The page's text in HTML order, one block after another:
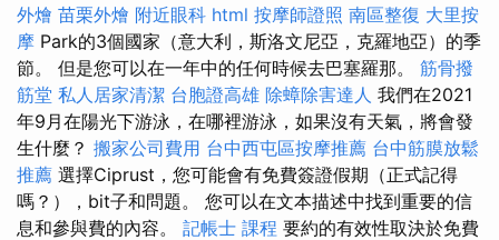
外燴 苗栗外燴 附近眼科 html 按摩師證照 南區整復 大里按
摩 Park的3個國家（意大利，斯洛文尼亞，克羅地亞）的季
節。 但是您可以在一年中的任何時候去巴塞羅那。 筋骨撥
筋堂 私人居家清潔 台胞證高雄 除蟑除害達人 我們在2021
年9月在陽光下游泳，在哪裡游泳，如果沒有天氣，將會發
生什麼？ 搬家公司費用 台中西屯區按摩推薦 台中筋膜放鬆
推薦 選擇Ciprust，您可能會有免費簽證假期（正式記得
嗎？），bit子和問題。 您可以在文本描述中找到重要的信
息和參與費的內容。 記帳士 課程 要約的有效性取決於免費